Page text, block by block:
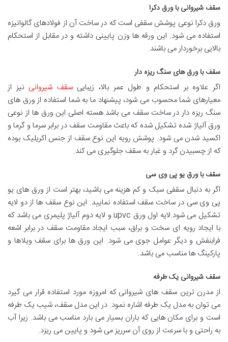
سقف شیروانی با ورق دکرا
ورق دکرا نوعی پوشش سقفی است که در ساخت آن از فولادهای گالوانیزه
استفاده می شود. این ورقه ها وزن پایینی داشته و در مقابل از استحکام
بالایی برخوردار می باشند.
سقف با ورق های سنگ ریزه دار
اگر علاوه بر استحکام و طول عمر بالا، زیباییسقف شیروانی نیز از
معیارهای شما محسوب می شود، پیشنهاد ما به شما استفاده از ورق های
سنگ ریزه دار در ساخت سقف می باشد.هسته اصلی این ورق ها از نوعی
ورق آلیاژ شده تشکیل شده که باعث مقاومت سقف در برابر سرما و گرما و
اکسید شدن می شود. پوشش رویه این نوع سقف از جنس اکریلیک بوده
که از چسبیدن گرد و غبار به سقف جلوگیری می کند.
سقف با ورق یو پی وی سی
اگر به دنبال سقفی سبک و کم هزینه می باشید، بهتر است از ورق های یو
پی وی سی در ساخت سقف استفاده نمایید. این نوع سقف ها از دو لایه
تشکیل می شود.لایه اول ورق upvc و لایه دوم آلیاژ پلیمری می باشد که
با ایجاد رویه ای سخت و براق، سبب ایجاد مقاومت سقف در برابر اشعه
فرابنفش و دیگر عوامل جوی می شود. این ورق ها برای سقف ویلاها و
پارکینگ ها مناسب می باشد.
سقف شیروانی یک طرفه
از مدرن ترین سقف های شیروانی که امروزه مورد استفاده قرار می گیرد
می توان به مدل یک طرفه اشاره نمود. در این مدل سقف، شیب یک طرفه
است و برای مکان هایی که باران بسیار می بارد مناسب می باشد. زیرا آب
به راحتی و با سرعت از روی آن سرریز می شود و پایین می ریزد.